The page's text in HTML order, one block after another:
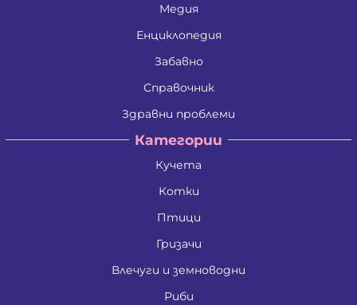
Медия
Енциклопедия
Забавно
Справочник
Здравни проблеми
Категории
Кучета
Котки
Птици
Гризачи
Влечуги и земноводни
Риби